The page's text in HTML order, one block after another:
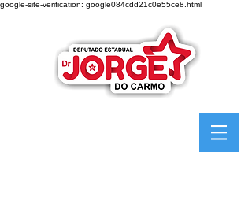
google-site-verification: google084cdd21c0e55ce8.html